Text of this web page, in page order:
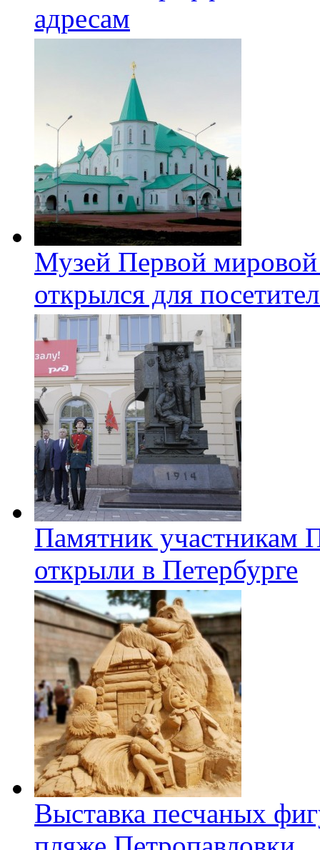
адресам
Музей Первой
открылся для
Памятник участникам
открыли в Петербурге
Выставка песчаных